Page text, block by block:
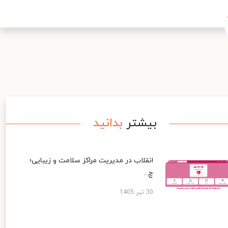
بیشتر بدانید
انقلاب در مدیریت مراکز سلامت و زیبایی؛
چ...
30 تیر 1405